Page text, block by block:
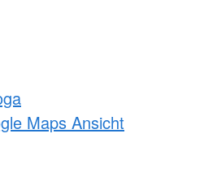
Maps Ansicht